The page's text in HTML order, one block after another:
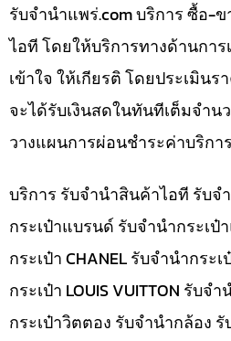
รับจํานําแพร่.com บริการ ซื้อ-
ไอที โดยให้บริการทางด้านกา
เข้าใจ ให้เกียรติ โดยประเมิน
จะได้รับเงินสดในทันทีเต็มจำน
วางแผนการผ่อนชำระค่าบริกา
บริการ รับจำนำสินค้าไอที รับจ
กระเป๋าแบรนด์ รับจำนำกระเป๋
กระเป๋า CHANEL รับจำนำกระ
กระเป๋า LOUIS VUITTON รับ
กระเป๋าวิตตอง รับจำนำกล้อง